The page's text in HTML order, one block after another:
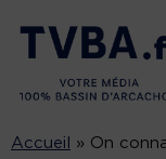
Accueil » On